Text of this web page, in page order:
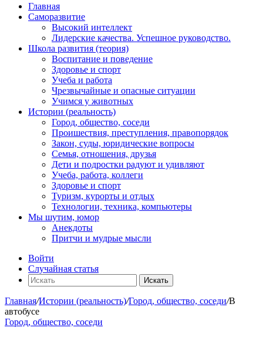
Главная
Саморазвитие
Высокий интеллект
Лидерские качества. Успешное руководство.
Школа развития (теория)
Воспитание и поведение
Здоровье и спорт
Учеба и работа
Чрезвычайные и опасные ситуации
Учимся у животных
Истории (реальность)
Город, общество, соседи
Проишествия, преступления, правопорядок
Закон, суды, юридические вопросы
Семья, отношения, друзья
Дети и подростки радуют и удивляют
Учеба, работа, коллеги
Здоровье и спорт
Туризм, курорты и отдых
Технологии, техника, компьютеры
Мы шутим, юмор
Анекдоты
Притчи и мудрые мысли
Войти
Случайная статья
Искать
Главная/Истории (реальность)/Город, общество, соседи/В
автобусе
Город, общество, соседи